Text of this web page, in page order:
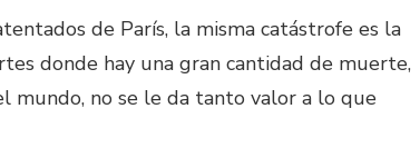
de París, la misma catástrofe es la
donde hay una gran cantidad de muerte,
mundo, no se le da tanto valor a lo que